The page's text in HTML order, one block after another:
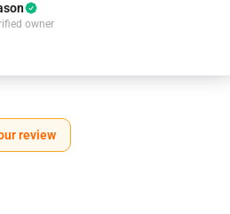
owner
review